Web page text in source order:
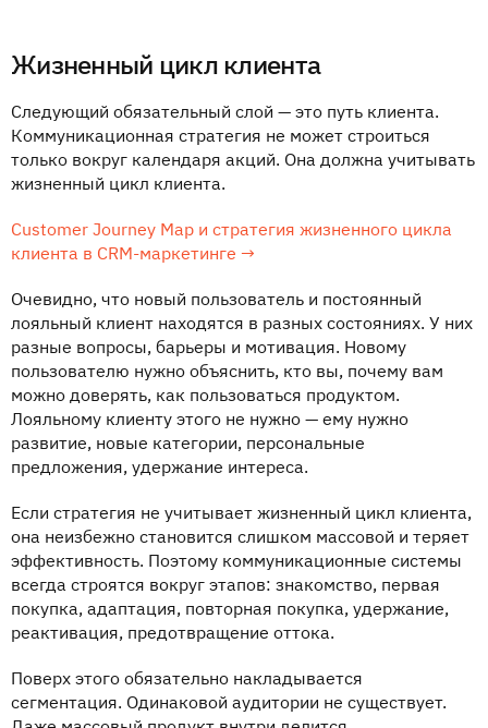
Жизненный цикл клиента
Следующий обязательный слой — это путь клиента.
Коммуникационная стратегия не может строиться
только вокруг календаря акций. Она должна учитывать
жизненный цикл клиента.
Customer Journey Map и стратегия жизненного цикла
клиента в CRM-маркетинге →
Очевидно, что новый пользователь и постоянный
лояльный клиент находятся в разных состояниях. У них
разные вопросы, барьеры и мотивация. Новому
пользователю нужно объяснить, кто вы, почему вам
можно доверять, как пользоваться продуктом.
Лояльному клиенту этого не нужно — ему нужно
развитие, новые категории, персональные
предложения, удержание интереса.
Если стратегия не учитывает жизненный цикл клиента,
она неизбежно становится слишком массовой и теряет
эффективность. Поэтому коммуникационные системы
всегда строятся вокруг этапов: знакомство, первая
покупка, адаптация, повторная покупка, удержание,
реактивация, предотвращение оттока.
Поверх этого обязательно накладывается
сегментация. Одинаковой аудитории не существует.